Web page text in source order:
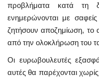
προβλήματα κατά τη
ενημερώνονται με
ζητήσουν αποζημίωση, το
από την ολοκλήρωση του
Οι ευρωβουλευτές
αυτές θα παρέχονται